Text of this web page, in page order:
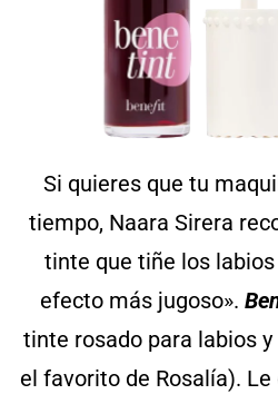
Si quieres que tu
tiempo, Naara Sirera
tinte que tiñe los
efecto más jugoso».
tinte rosado para labios
el favorito de Rosalía).